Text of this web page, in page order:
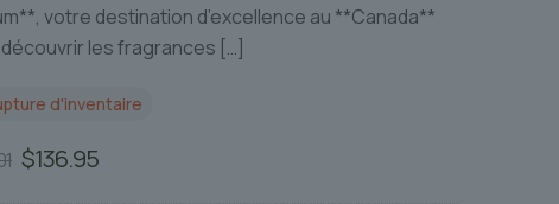
votre destination d’excellence au **Canada**
les fragrances […]
d'inventaire
Le
$136.95Le